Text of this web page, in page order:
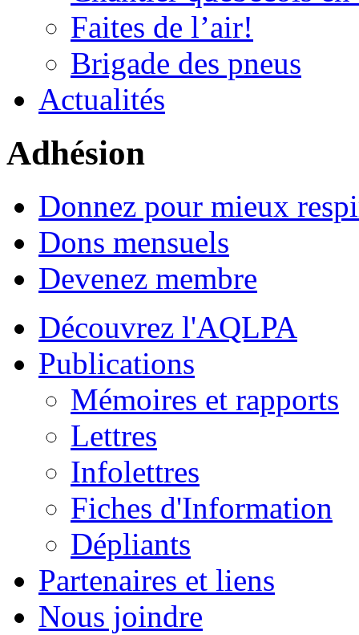
Faites de l’air!
Brigade des pneus
Actualités
Adhésion
Donnez pour mieux
Dons mensuels
Devenez membre
Découvrez l'AQLPA
Publications
Mémoires et rapports
Lettres
Infolettres
Fiches d'Information
Dépliants
Partenaires et liens
Nous joindre